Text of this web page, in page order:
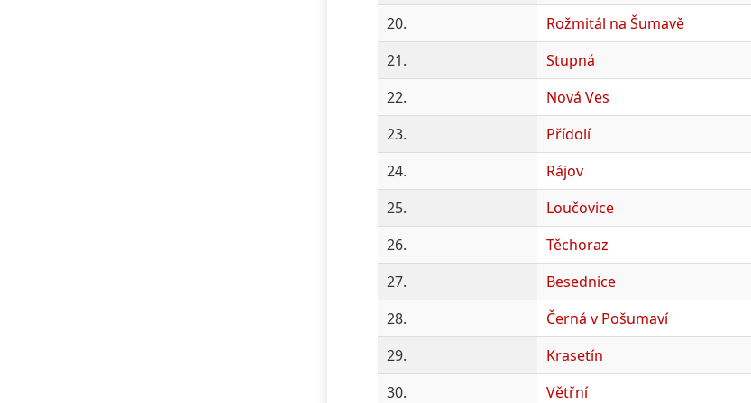
20.
Rožmitál na Šumavě
21.
Stupná
22.
Nová Ves
23.
Přídolí
24.
Rájov
25.
Loučovice
26.
Těchoraz
27.
Besednice
28.
Černá v Pošumaví
29.
Krasetín
30.
Větřní